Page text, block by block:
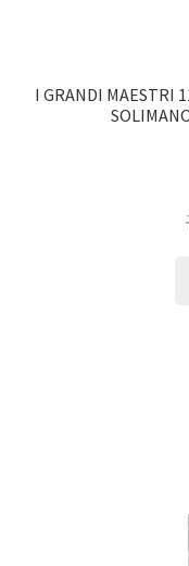
I GRANDI MAESTRI